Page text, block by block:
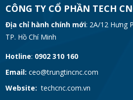
CÔNG TY CỔ PHẦN TECH
Địa chỉ hành chính mới: 2A/12 Hưng
TP. Hồ Chí Minh
Hotline: 0902 310 160
Email: ceo@trungtincnc.com
Website: techcnc.com.vn